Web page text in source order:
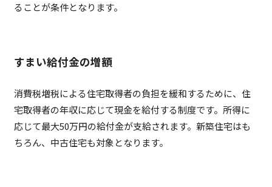
ることが条件となります。
すまい給付金の増額
消費税増税による住宅取得者の負担を緩和するために、住
宅取得者の年収に応じて現金を給付する制度です。所得に
応じて最大50万円の給付金が支給されます。新築住宅はも
ちろん、中古住宅も対象となります。